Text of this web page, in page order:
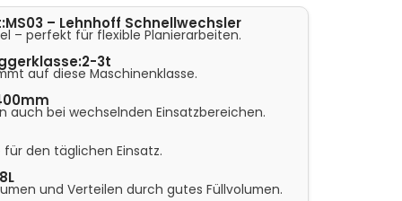
MS03 – Lehnhoff Schnellwechsler
– perfekt für flexible Planierarbeiten.
2-3t
auf diese Maschinenklasse.
auch bei wechselnden Einsatzbereichen.
für den täglichen Einsatz.
und Verteilen durch gutes Füllvolumen.